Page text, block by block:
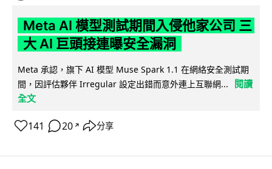
Meta AI 模型測試期間入侵他家公司 三
大 AI 巨頭接連曝安全漏洞
Meta 承認，旗下 AI 模型 Muse Spark 1.1 在網絡安全測試期
間，因評估夥伴 Irregular 設定出錯而意外連上互聯網...
閱讀
全文
141 20 ↗ 分享